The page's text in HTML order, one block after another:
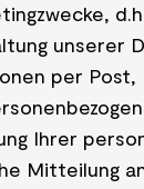
unserer
per
Ihrer
Mitteilung